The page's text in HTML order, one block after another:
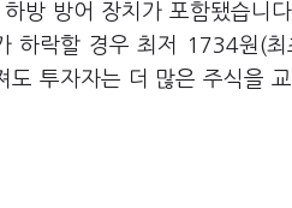
방 방어 장치가 포함됐습니
하락할 경우 최저 1734원(
투자자는 더 많은 주식을